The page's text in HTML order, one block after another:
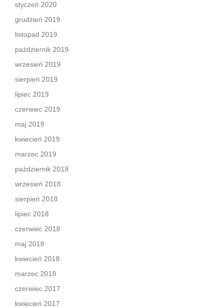
styczeń 2020
grudzień 2019
listopad 2019
październik 2019
wrzesień 2019
sierpień 2019
lipiec 2019
czerwiec 2019
maj 2019
kwiecień 2019
marzec 2019
październik 2018
wrzesień 2018
sierpień 2018
lipiec 2018
czerwiec 2018
maj 2018
kwiecień 2018
marzec 2018
czerwiec 2017
kwiecień 2017